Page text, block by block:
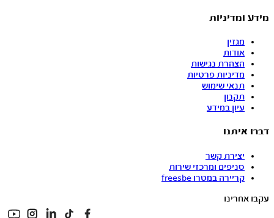
מידע ומדיניות
מגזין
אודות
הצהרת נגישות
מדיניות פרטיות
תנאי שימוש
תקנון
עיון במידע
דברו איתנו
יצירת קשר
סניפים ומרכזי שירות
קריירה במטרו freesbe
עקבו אחרינו